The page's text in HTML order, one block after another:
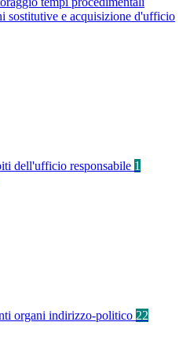
sostitutive e acquisizione d'ufficio
dell'ufficio responsabile 1
organi indirizzo-politico 22